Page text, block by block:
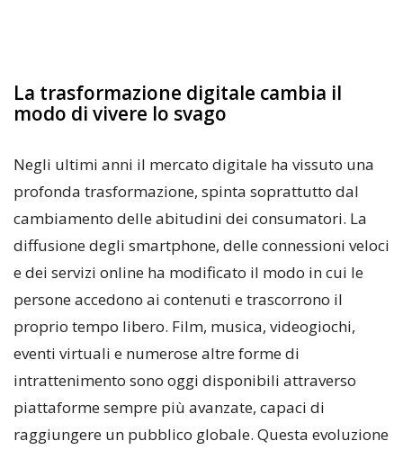
La trasformazione digitale cambia il
modo di vivere lo svago
Negli ultimi anni il mercato digitale ha vissuto una
profonda trasformazione, spinta soprattutto dal
cambiamento delle abitudini dei consumatori. La
diffusione degli smartphone, delle connessioni veloci
e dei servizi online ha modificato il modo in cui le
persone accedono ai contenuti e trascorrono il
proprio tempo libero. Film, musica, videogiochi,
eventi virtuali e numerose altre forme di
intrattenimento sono oggi disponibili attraverso
piattaforme sempre più avanzate, capaci di
raggiungere un pubblico globale. Questa evoluzione